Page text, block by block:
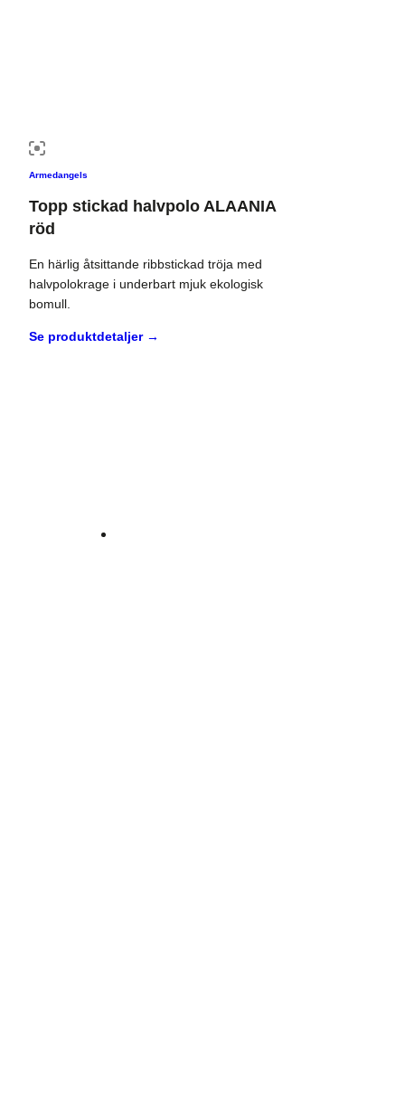
Armedangels
Topp stickad halvpolo ALAANIA
röd
En härlig åtsittande ribbstickad tröja med
halvpolokrage i underbart mjuk ekologisk
bomull.
Se produktdetaljer →